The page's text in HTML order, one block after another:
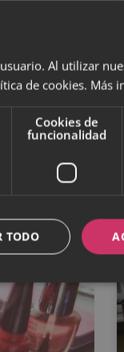
la
se va
puede
Al utilizar
de cookies. Más
Cookies de
funcionalidad
TODO